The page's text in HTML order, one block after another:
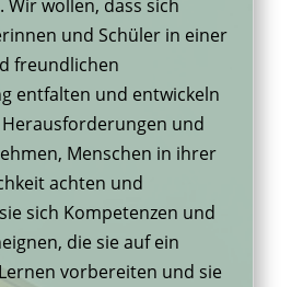
Wir wollen, dass sich
und Schüler in einer
freundlichen
entfalten und entwickeln
und
Menschen in ihrer
achten und
sich Kompetenzen und
die sie auf ein
vorbereiten und sie